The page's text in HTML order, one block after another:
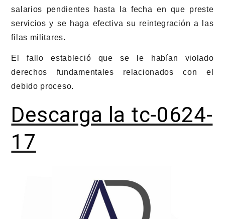
salarios pendientes hasta la fecha en que preste
servicios y se haga efectiva su reintegración a las
filas militares.
El fallo estableció que se le habían violado
derechos fundamentales relacionados con el
debido proceso.
Descarga la tc-0624-
17